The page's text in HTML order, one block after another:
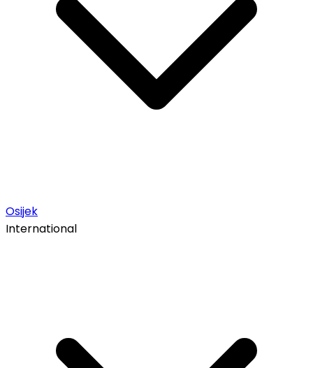
Osijek
International